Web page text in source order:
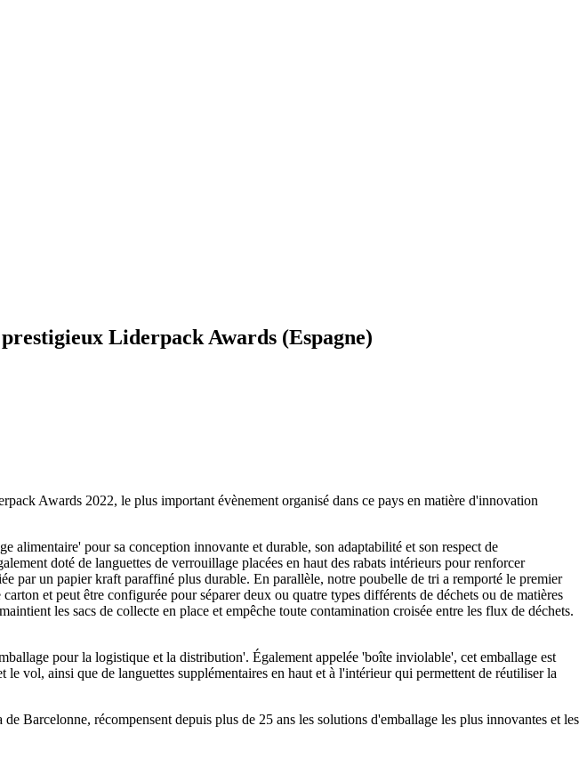
Liderpack Awards (Espagne)
Awards 2022, le plus important évènement organisé dans ce pays en matière d'innovation
alimentaire' pour sa conception innovante et durable, son adaptabilité et son respect de
doté de languettes de verrouillage placées en haut des rabats intérieurs pour renforcer
par un papier kraft paraffiné plus durable. En parallèle, notre poubelle de tri a remporté le premier
et peut être configurée pour séparer deux ou quatre types différents de déchets ou de matières
les sacs de collecte en place et empêche toute contamination croisée entre les flux de déchets.
pour la logistique et la distribution'. Également appelée 'boîte inviolable', cet emballage est
vol, ainsi que de languettes supplémentaires en haut et à l'intérieur qui permettent de réutiliser la
Barcelonne, récompensent depuis plus de 25 ans les solutions d'emballage les plus innovantes et les